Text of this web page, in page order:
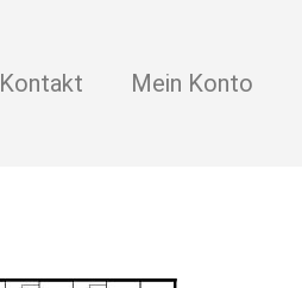
Kontakt Mein Konto